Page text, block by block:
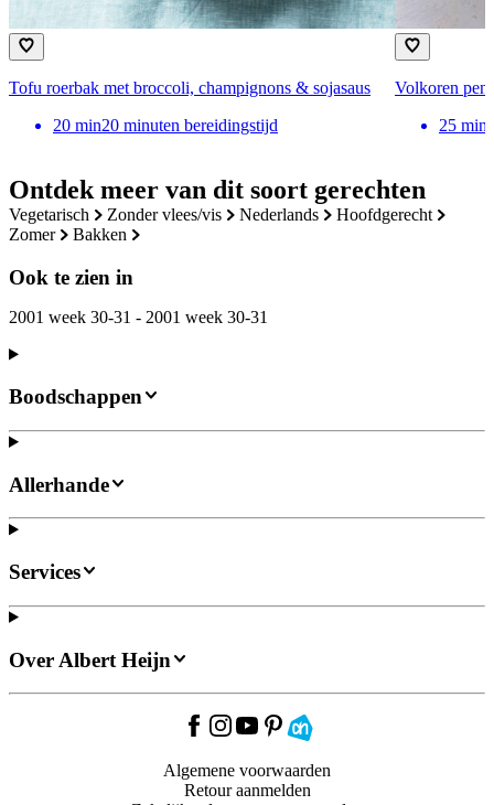
Ontdek meer van dit soort gerechten
vegetarisch zonder vlees/vis nederlands
hoofdgerecht
zomer
bakken
Ook te zien in
2001 week 30-31 - 2001 week 30-31
Tofu roerbak met broccoli, champignons & sojasaus
20 min20 minuten bereidingstijd
Volkoren
25 min
Boodschappen
Allerhande
Services
Over Albert Heijn
Algemene voorwaarden
Retour aanmelden